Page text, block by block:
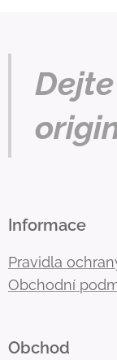
Informace
Pravidla
Obchodní
Obchod